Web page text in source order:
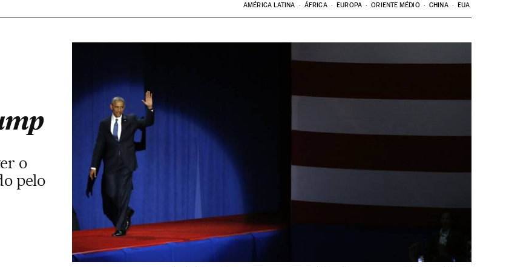
AMÉRICA LATINA ÁFRICA EUROPA ORIENTE MÉDIO CHINA EUA
o
pelo